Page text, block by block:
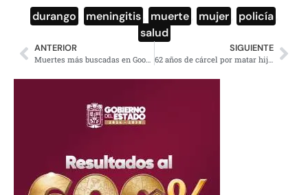
durango meningitis muerte mujer policía
salud
ANTERIOR
Muertes más buscadas en Google; figuran Yrma Lydya, Diego Verdaguer y Debanhi
SIGUIENTE
62 años de cárcel por matar hijastro de 4 años a golpes en Tlalnepantla